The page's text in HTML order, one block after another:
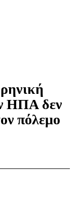
ΗΠΑ δεν
πόλεμο